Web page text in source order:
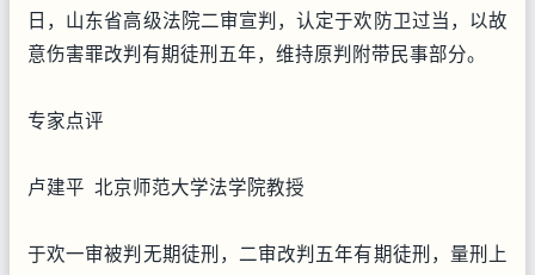
日，山东省高级法院二审宣判，认定于欢防卫过当，以故
意伤害罪改判有期徒刑五年，维持原判附带民事部分。
专家点评
卢建平 北京师范大学法学院教授
于欢一审被判无期徒刑，二审改判五年有期徒刑，量刑上